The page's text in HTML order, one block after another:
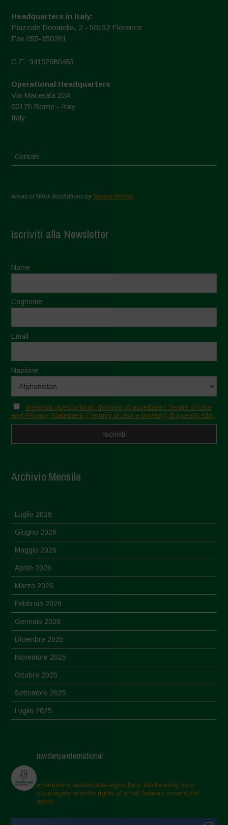
Headquarters in Italy:
Piazzale Donatello, 2 - 50132 Florence
Fax 055-350281
C.F.: 94192980483
Operational Headquarters
Via Macerata 22A
00176 Rome - Italy
Italy
Contatti
Areas of Work Illustrations byMarion Bessol
Iscriviti alla Newsletter
Nome
Cognome
Email
Nazione
Inviando questo form, dichiaro di accettare i Terms of Use
and Privacy Statement (Termini di uso e privacy) di questo sito.
Archivio Mensile
Luglio 2026
Giugno 2026
Maggio 2026
Aprile 2026
Marzo 2026
Febbraio 2026
Gennaio 2026
Dicembre 2025
Novembre 2025
Ottobre 2025
Settembre 2025
Luglio 2025
Aprile 2025
Marzo 2025
Febbraio 2025
Gennaio 2025
navdanyainternational
champions sustainable agriculture, biodiversity, food
sovereignty and the rights of small farmers around the
world.